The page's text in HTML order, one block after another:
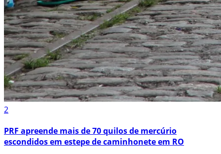
2
PRF apreende mais de 70 quilos de mercúrio
escondidos em estepe de caminhonete em RO